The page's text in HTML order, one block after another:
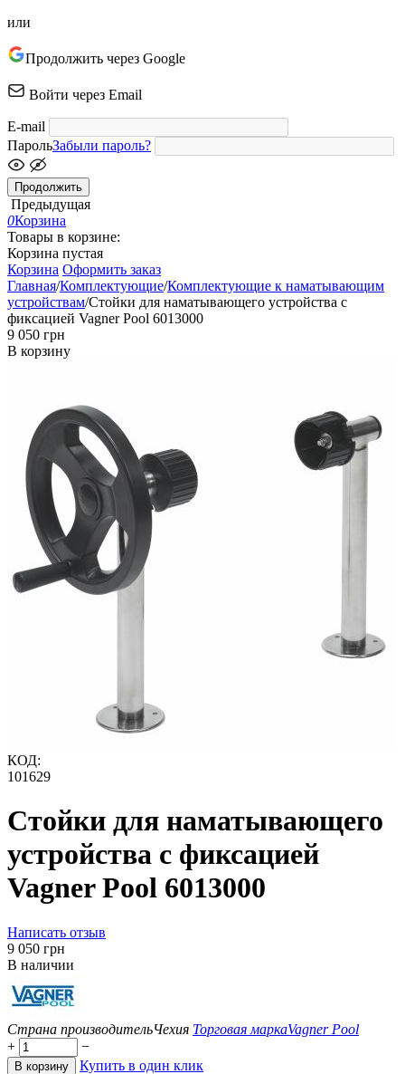
или
Продолжить через Google
Войти через Email
E-mail
ПарольЗабыли пароль?
Продолжить
Предыдущая
0Корзина
Товары в корзине:
Корзина пустая
Корзина Оформить заказ
Главная/Комплектующие/Комплектующие к наматывающим
устройствам/Стойки для наматывающего устройства с
фиксацией Vagner Pool 6013000
‍9 050‍ грн
В корзину
КОД:
101629
Стойки для наматывающего
устройства с фиксацией
Vagner Pool 6013000
Написать отзыв
‍9 050‍ грн
В наличии
Страна производительЧехия Торговая маркаVagner Pool
+
−
В корзину
Купить в один клик